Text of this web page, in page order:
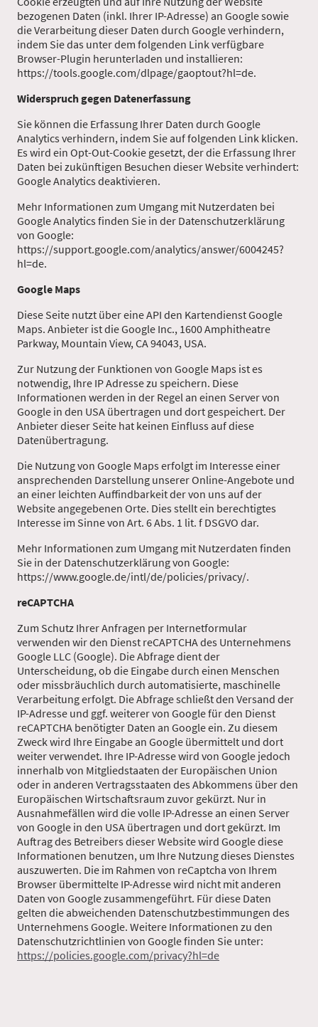
bezogenen Daten (inkl. Ihrer IP-Adresse) an Google sowie
die Verarbeitung dieser Daten durch Google verhindern,
indem Sie das unter dem folgenden Link verfügbare
Browser-Plugin herunterladen und installieren:
https://tools.google.com/dlpage/gaoptout?hl=de.
Widerspruch gegen Datenerfassung
Sie können die Erfassung Ihrer Daten durch Google
Analytics verhindern, indem Sie auf folgenden Link klicken.
Es wird ein Opt-Out-Cookie gesetzt, der die Erfassung Ihrer
Daten bei zukünftigen Besuchen dieser Website verhindert:
Google Analytics deaktivieren.
Mehr Informationen zum Umgang mit Nutzerdaten bei
Google Analytics finden Sie in der Datenschutzerklärung
von Google:
https://support.google.com/analytics/answer/6004245?
hl=de.
Google Maps
Diese Seite nutzt über eine API den Kartendienst Google
Maps. Anbieter ist die Google Inc., 1600 Amphitheatre
Parkway, Mountain View, CA 94043, USA.
Zur Nutzung der Funktionen von Google Maps ist es
notwendig, Ihre IP Adresse zu speichern. Diese
Informationen werden in der Regel an einen Server von
Google in den USA übertragen und dort gespeichert. Der
Anbieter dieser Seite hat keinen Einfluss auf diese
Datenübertragung.
Die Nutzung von Google Maps erfolgt im Interesse einer
ansprechenden Darstellung unserer Online-Angebote und
an einer leichten Auffindbarkeit der von uns auf der
Website angegebenen Orte. Dies stellt ein berechtigtes
Interesse im Sinne von Art. 6 Abs. 1 lit. f DSGVO dar.
Mehr Informationen zum Umgang mit Nutzerdaten finden
Sie in der Datenschutzerklärung von Google:
https://www.google.de/intl/de/policies/privacy/.
reCAPTCHA
Zum Schutz Ihrer Anfragen per Internetformular
verwenden wir den Dienst reCAPTCHA des Unternehmens
Google LLC (Google). Die Abfrage dient der
Unterscheidung, ob die Eingabe durch einen Menschen
oder missbräuchlich durch automatisierte, maschinelle
Verarbeitung erfolgt. Die Abfrage schließt den Versand der
IP-Adresse und ggf. weiterer von Google für den Dienst
reCAPTCHA benötigter Daten an Google ein. Zu diesem
Zweck wird Ihre Eingabe an Google übermittelt und dort
weiter verwendet. Ihre IP-Adresse wird von Google jedoch
innerhalb von Mitgliedstaaten der Europäischen Union
oder in anderen Vertragsstaaten des Abkommens über den
Europäischen Wirtschaftsraum zuvor gekürzt. Nur in
Ausnahmefällen wird die volle IP-Adresse an einen Server
von Google in den USA übertragen und dort gekürzt. Im
Auftrag des Betreibers dieser Website wird Google diese
Informationen benutzen, um Ihre Nutzung dieses Dienstes
auszuwerten. Die im Rahmen von reCaptcha von Ihrem
Browser übermittelte IP-Adresse wird nicht mit anderen
Daten von Google zusammengeführt. Für diese Daten
gelten die abweichenden Datenschutzbestimmungen des
Unternehmens Google. Weitere Informationen zu den
Datenschutzrichtlinien von Google finden Sie unter:
https://policies.google.com/privacy?hl=de